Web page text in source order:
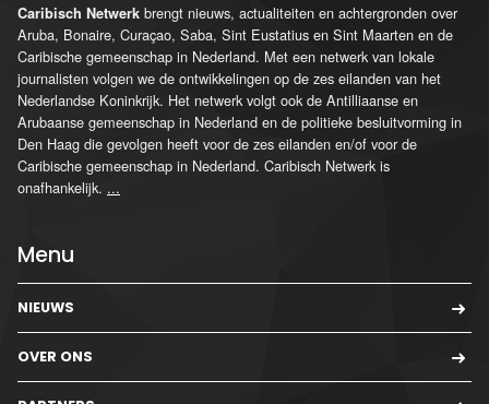
Caribisch Netwerk brengt nieuws, actualiteiten en achtergronden over
Aruba, Bonaire, Curaçao, Saba, Sint Eustatius en Sint Maarten en de
Caribische gemeenschap in Nederland. Met een netwerk van lokale
journalisten volgen we de ontwikkelingen op de zes eilanden van het
Nederlandse Koninkrijk. Het netwerk volgt ook de Antilliaanse en
Arubaanse gemeenschap in Nederland en de politieke besluitvorming in
Den Haag die gevolgen heeft voor de zes eilanden en/of voor de
Caribische gemeenschap in Nederland. Caribisch Netwerk is
onafhankelijk. ...
Menu
NIEUWS
OVER ONS